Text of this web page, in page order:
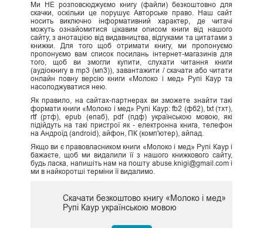
Ми НЕ розповсюджуємо книгу (файли) безкоштовно для
скачки, оскільки це порушує Авторське право. Наш сайт
носить виключно інформативний характер, де читачі
можуть ознайомитися цікавим описом книги від нашого
сайту, з анотацією від видавництва, відгуками та цитатами з
книжки. Для того щоб отримати книгу, ми пропонуємо
пропонуємо вам список посилань інтернет-магазинів для
того, щоб ви змогли купити, слухати читання книги
(аудіокнигу в mp3 (мп3)), завантажити / скачати або читати
онлайн повну версію книги «Молоко і мед» Рупі Каур та
насолоджуватися нею.
Як правило, на сайтах-партнерах ви зможете знайти такі
формати книги «Молоко і мед» Рупі Каур: fb2 (фб2), txt (тхт),
rtf (ртф), epub (епаб), pdf (пдф) українською мовою, які
підійдуть на такі пристрої як - електронна книга, телефон
на Андроїд (android), айфон, ПК (комп'ютер), айпад.
Якщо ви є правовласником книги «Молоко і мед» Рупі Каур і
бажаєте, щоб ми видалили її з нашого книжкового сайту,
будь ласка, напишіть нам на пошту abuse.knigi@gmail.com і
ми в найкоротші терміни її видалимо.
Скачати безкоштово книгу «Молоко і мед»
Рупі Каур українською мовою